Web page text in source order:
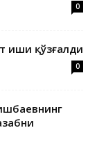
0
иши қўзғалди
0